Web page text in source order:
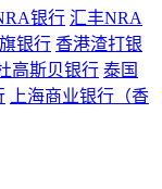
银行 汇丰NRA
银行 香港渣打银
高斯贝银行 泰国
上海商业银行（香